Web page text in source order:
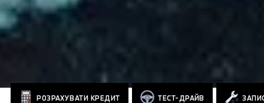
РОЗРАХУВАТИ КРЕДИТ ТЕСТ-ДРАЙВ